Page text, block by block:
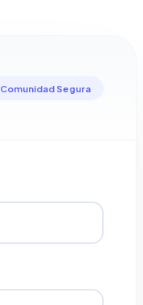
Comunidad Segura